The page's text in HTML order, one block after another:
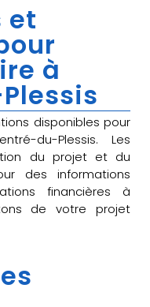
et
à
disponibles pour
du-Plessis. Les
du projet et du
des informations
financières à
de votre projet